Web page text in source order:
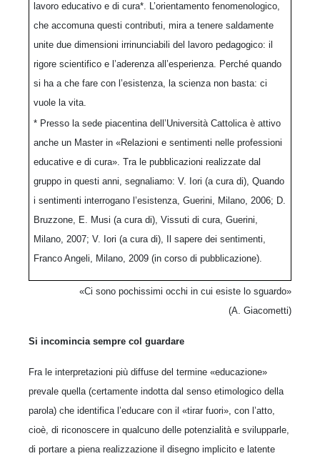
lavoro educativo e di cura*. L’orientamento fenomenologico,
che accomuna questi contributi, mira a tenere saldamente
unite due dimensioni irrinunciabili del lavoro pedagogico: il
rigore scientifico e l’aderenza all’esperienza. Perché quando
si ha a che fare con l’esistenza, la scienza non basta: ci
vuole la vita.
* Presso la sede piacentina dell’Università Cattolica è attivo
anche un Master in «Relazioni e sentimenti nelle professioni
educative e di cura». Tra le pubblicazioni realizzate dal
gruppo in questi anni, segnaliamo: V. Iori (a cura di), Quando
i sentimenti interrogano l’esistenza, Guerini, Milano, 2006; D.
Bruzzone, E. Musi (a cura di), Vissuti di cura, Guerini,
Milano, 2007; V. Iori (a cura di), Il sapere dei sentimenti,
Franco Angeli, Milano, 2009 (in corso di pubblicazione).
«Ci sono pochissimi occhi in cui esiste lo sguardo»
(A. Giacometti)
Si incomincia sempre col guardare
Fra le interpretazioni più diffuse del termine «educazione»
prevale quella (certamente indotta dal senso etimologico della
parola) che identifica l’educare con il «tirar fuori», con l’atto,
cioè, di riconoscere in qualcuno delle potenzialità e svilupparle,
di portare a piena realizzazione il disegno implicito e latente